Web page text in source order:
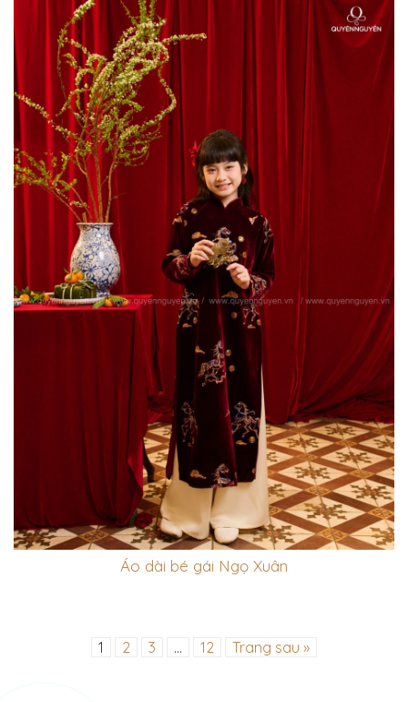
Áo dài bé gái Ngọ Xuân
1 2 3 … 12 Trang sau »